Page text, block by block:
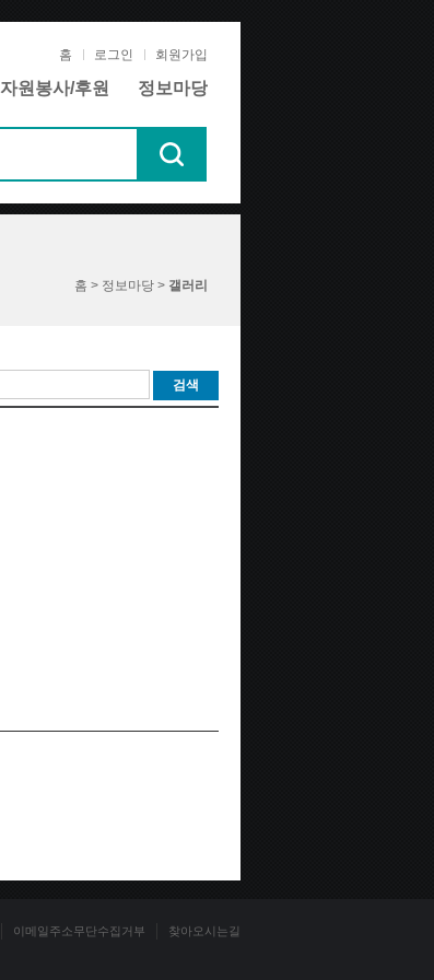
홈 로그인 회원가입
자원봉사/후원 정보마당
홈 > 정보마당 > 갤러리
검색
이메일주소무단수집거부 찾아오시는길